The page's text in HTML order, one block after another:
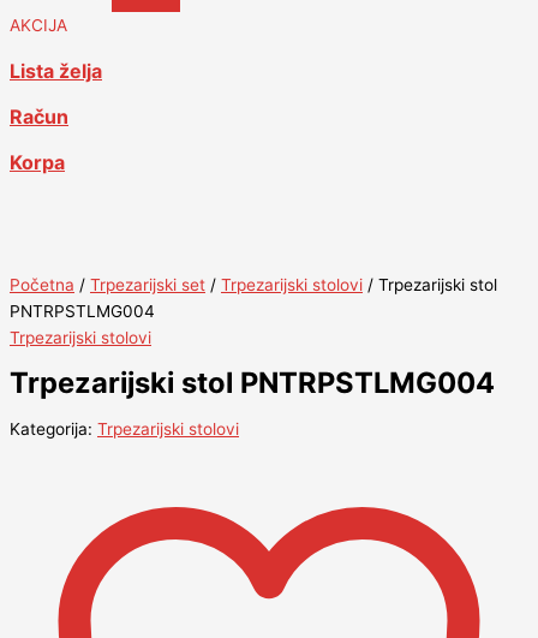
AKCIJA
Lista želja
Račun
Korpa
Početna / Trpezarijski set / Trpezarijski stolovi / Trpezarijski stol
PNTRPSTLMG004
Trpezarijski stolovi
Trpezarijski stol PNTRPSTLMG004
Kategorija: Trpezarijski stolovi